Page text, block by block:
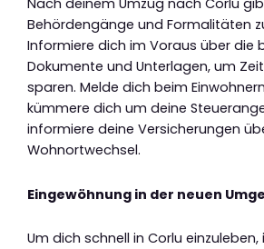
Behördengänge und Formalitäten
Informiere dich im Voraus über die
Dokumente und Unterlagen, um
sparen. Melde dich beim
kümmere dich um deine
informiere deine Versicherungen
Wohnortwechsel.
Eingewöhnung in der neuen
Um dich schnell in Corlu